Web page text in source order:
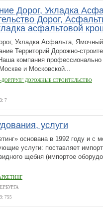
Дорог, Укладка
Дорог,
асфальтовой
Укладка Асфальта,
Территорий Дорожно-
компания профессионально
и Московской...
ДОРГРУП" ДОРОЖНЫЕ СТРОИТЕЛЬСТВО
7
услуги
основана в 1992 году и с
услуги: поставляет
щебня (импортое
755